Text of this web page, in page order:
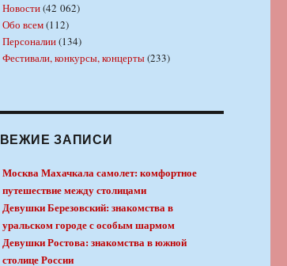
Новости(42 062)
Обо всем(112)
Персоналии(134)
Фестивали, конкурсы, концерты(233)
ЗАПИСИ
Москва Махачкала самолет: комфортное
путешествие между столицами
Девушки Березовский: знакомства в
уральском городе с особым шармом
Девушки Ростова: знакомства в южной
столице России